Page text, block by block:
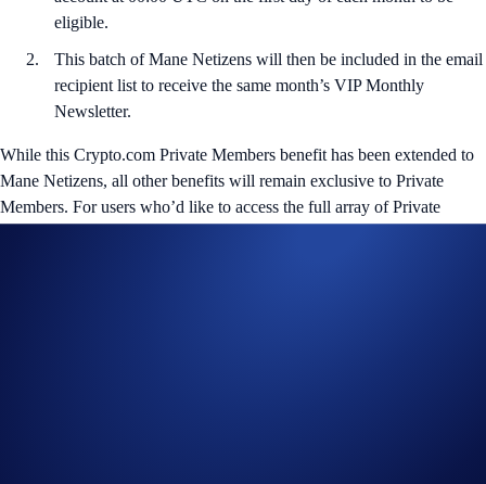
eligible.
This batch of Mane Netizens will then be included in the email
recipient list to receive the same month’s VIP Monthly
Newsletter.
While this Crypto.com Private Members benefit has been extended to
Mane Netizens, all other benefits will remain exclusive to Private
Members. For users who’d like to access the full array of Private